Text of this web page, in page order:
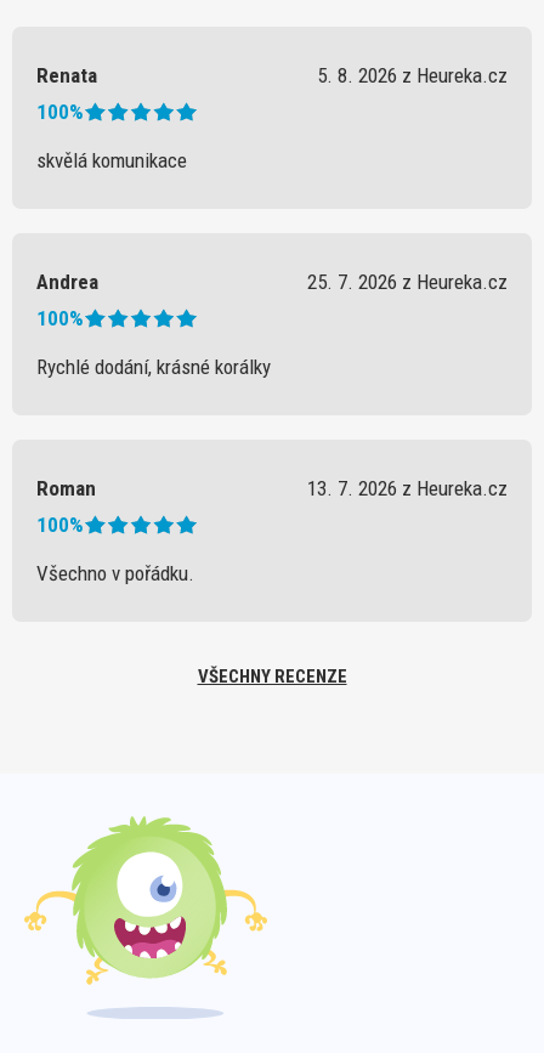
Renata
5. 8. 2026 z Heureka.cz
100%
skvělá komunikace
Andrea
25. 7. 2026 z Heureka.cz
100%
Rychlé dodání, krásné korálky
Roman
13. 7. 2026 z Heureka.cz
100%
Všechno v pořádku.
VŠECHNY RECENZE